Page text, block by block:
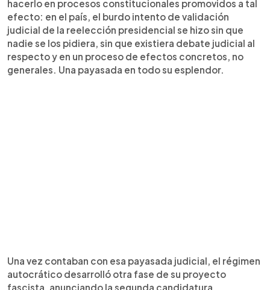
hacerlo en procesos constitucionales promovidos a tal
efecto: en el país, el burdo intento de validación
judicial de la reelección presidencial se hizo sin que
nadie se los pidiera, sin que existiera debate judicial al
respecto y en un proceso de efectos concretos, no
generales. Una payasada en todo su esplendor.
Una vez contaban con esa payasada judicial, el régimen
autocrático desarrolló otra fase de su proyecto
fascista, anunciando la segunda candidatura